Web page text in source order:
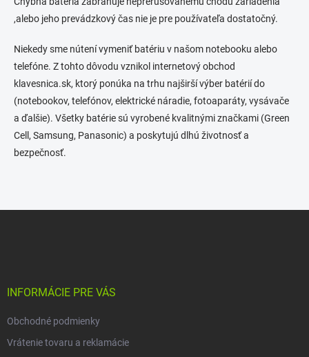
p
r
k
y
v
ý
p
i
s
u
,alebo jeho prevádzkový čas nie je pre používateľa dostatočný.
Niekedy sme nútení vymeniť batériu v našom notebooku alebo
telefóne. Z tohto dôvodu vznikol internetový obchod
klavesnica.sk, ktorý ponúka na trhu najširší výber batérií do
(notebookov, telefónov, elektrické náradie, fotoaparáty, vysávače
a ďalšie). Všetky batérie sú vyrobené kvalitnými značkami (Green
Cell, Samsung, Panasonic) a poskytujú dlhú životnosť a
bezpečnosť.
INFORMÁCIE PRE VÁS
Obchodné podmienky
Vrátenie tovaru a reklamácie